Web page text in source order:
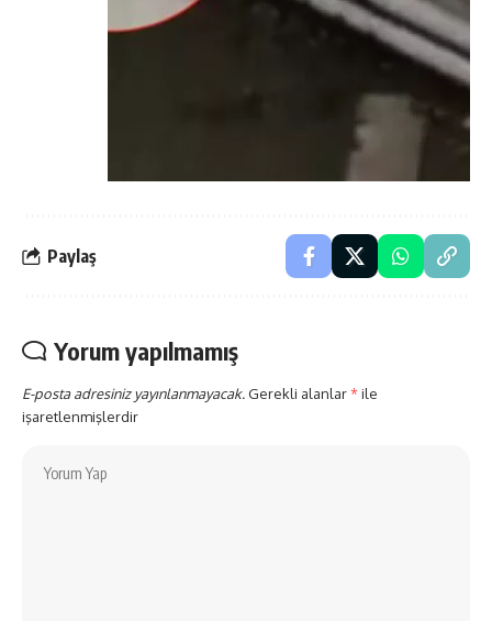
Paylaş
Yorum yapılmamış
E-posta adresiniz yayınlanmayacak. Gerekli alanlar*ile
işaretlenmişlerdir